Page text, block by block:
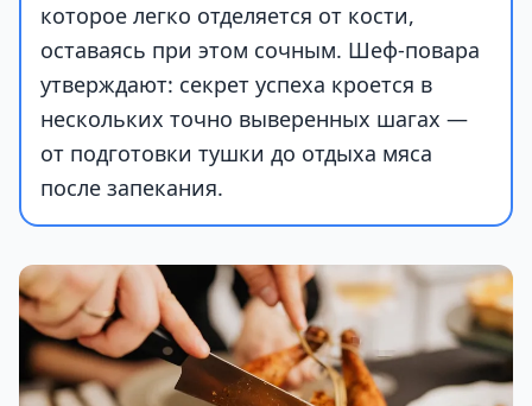
которое легко отделяется от кости,
оставаясь при этом сочным. Шеф-повара
утверждают: секрет успеха кроется в
нескольких точно выверенных шагах —
от подготовки тушки до отдыха мяса
после запекания.